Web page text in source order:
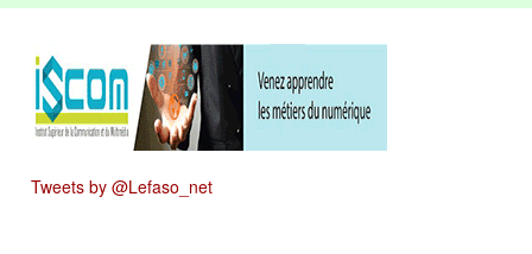
Tweets by @Lefaso_net